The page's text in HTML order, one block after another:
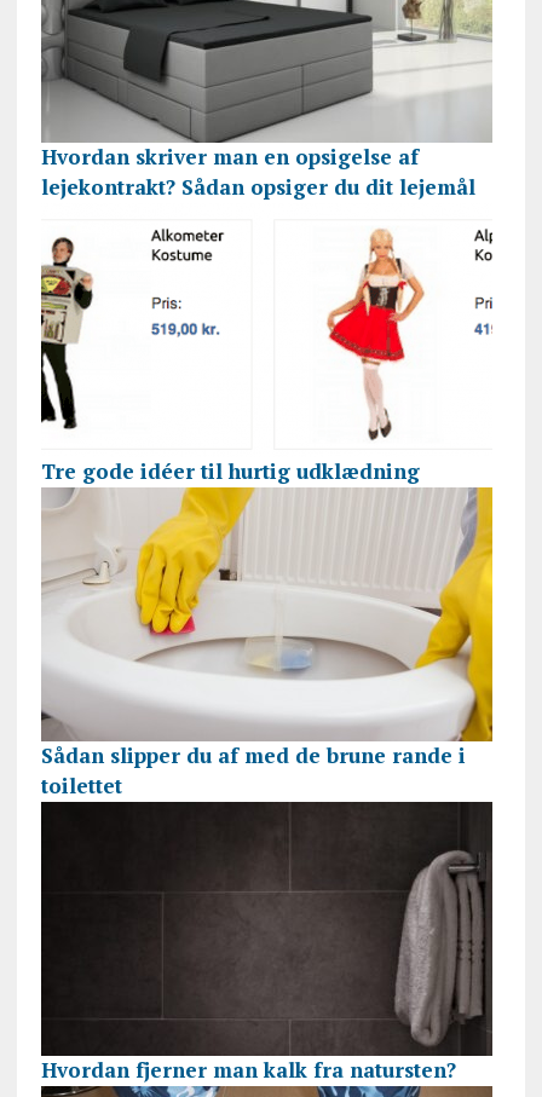
Hvordan skriver man en opsigelse af
lejekontrakt? Sådan opsiger du dit lejemål
Tre gode idéer til hurtig udklædning
Sådan slipper du af med de brune rande i
toilettet
Hvordan fjerner man kalk fra natursten?